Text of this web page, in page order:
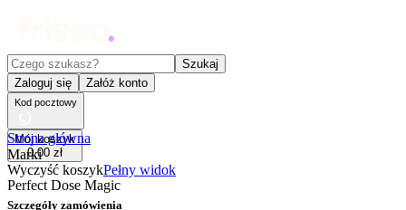
Czego szukasz?
Szukaj
Zaloguj się
Załóż konto
Kod pocztowy
Mój koszyk
0,00 zł
Wyczyść koszykPełny widok
Szczegóły zamówienia
Strona główna
Marki
Perfect Dose Magic